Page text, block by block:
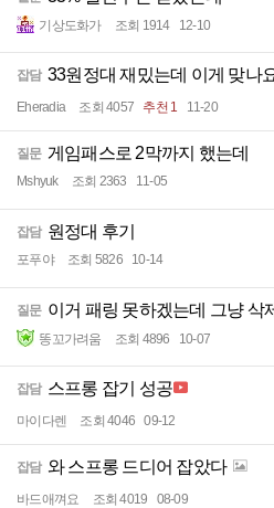
기상도화가 조회 1914 12-10
잡담 33원정대 재밌는데 이게 맞나
Eheradia 조회 4057 추천 1 11-20
질문 게임패스로 2막까지 했는데
Mshyuk 조회 2363 11-05
잡담 원정대 후기
포푸야 조회 5826 10-14
질문 이거 패링 못하겠는데 그냥 삭
똥꼬가려움 조회 4896 10-07
잡담 스프롱 잡기 성공
마이다렌 조회 4046 09-12
잡담 와 스프롱 드디어 잡았다
바드애껴요 조회 4019 08-09